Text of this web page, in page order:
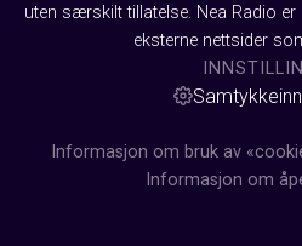
uten særskilt tillatelse. Nea Radio
eksterne nettsider
Informasjon om bruk av
Informasjon om